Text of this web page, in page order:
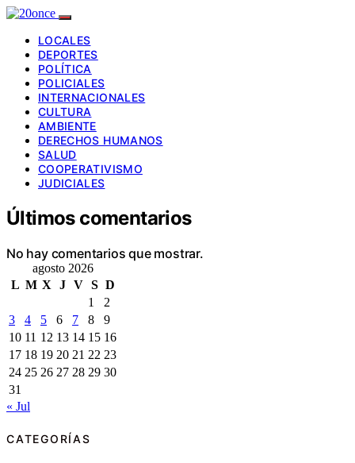
LOCALES
DEPORTES
POLÍTICA
POLICIALES
INTERNACIONALES
CULTURA
AMBIENTE
DERECHOS HUMANOS
SALUD
COOPERATIVISMO
JUDICIALES
Últimos comentarios
No hay comentarios que mostrar.
agosto 2026
L M X J V S D
1
2
3
4 5 6 7 8
9
10 11 12 13 14 15 16
17 18 19 20 21 22 23
24 25 26 27 28 29 30
31
« Jul
CATEGORÍAS